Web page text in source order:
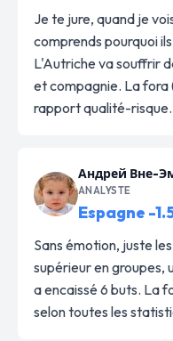
Je te jure, quand je
comprends pourquoi
L'Autriche va souffrir
et compagnie. La fora
rapport qualité-risque.
Андрей Вне-
ANALYSTE
Espagne -
Sans émotion, juste
supérieur en groupes,
a encaissé 6 buts. La
selon toutes les